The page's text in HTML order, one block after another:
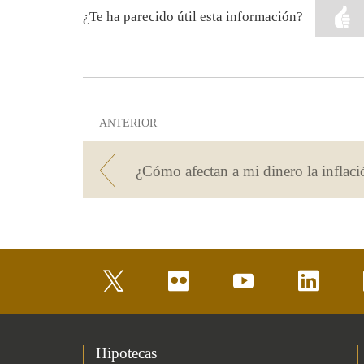
¿Te ha parecido útil esta información?
ANTERIOR
flickr youtube linkedin
Hipotecas